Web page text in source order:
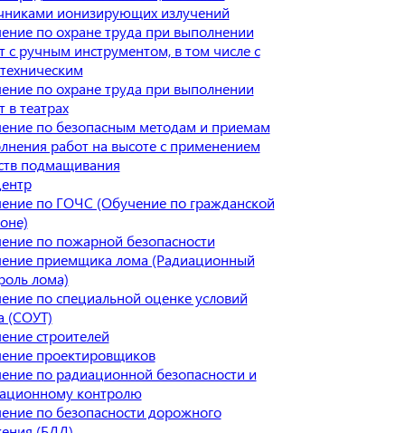
ионизирующих излучений
по охране труда при выполнении
с ручным инструментом, в том числе с
по охране труда при выполнении
в театрах
по безопасным методам и приемам
работ на высоте с применением
подмащивания
по ГОЧС (Обучение по гражданской
по пожарной безопасности
приемщика лома (Радиационный
лома)
по специальной оценке условий
(СОУТ)
строителей
проектировщиков
по радиационной безопасности и
контролю
по безопасности дорожного